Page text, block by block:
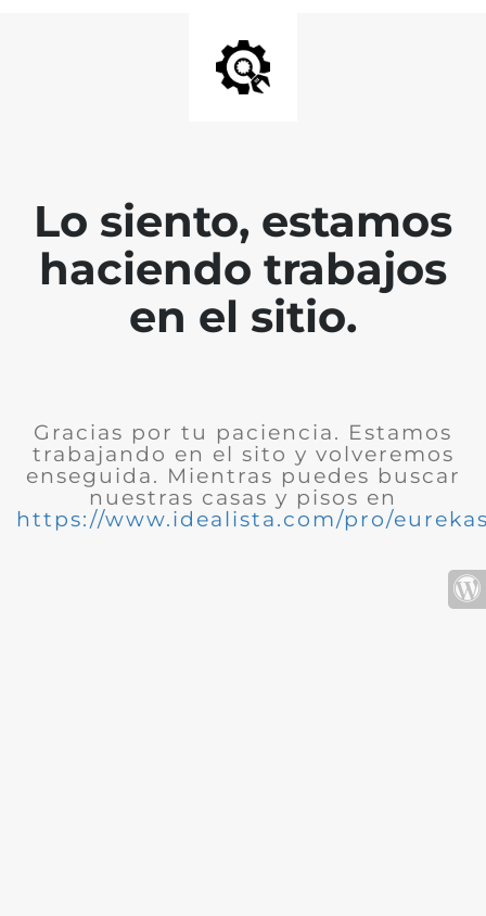
Lo siento, estamos
haciendo trabajos
en el sitio.
Gracias por tu paciencia. Estamos
trabajando en el sito y volveremos
enseguida. Mientras puedes buscar
nuestras casas y pisos en
https://www.idealista.com/pro/